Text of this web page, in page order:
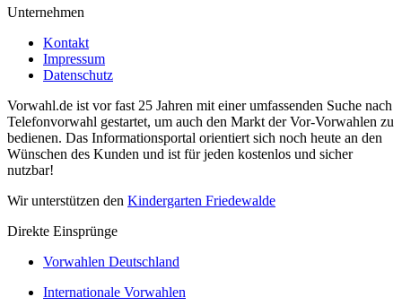
Unternehmen
Kontakt
Impressum
Datenschutz
Vorwahl.de ist vor fast 25 Jahren mit einer umfassenden Suche nach
Telefonvorwahl gestartet, um auch den Markt der Vor-Vorwahlen zu
bedienen. Das Informationsportal orientiert sich noch heute an den
Wünschen des Kunden und ist für jeden kostenlos und sicher
nutzbar!
Wir unterstützen den Kindergarten Friedewalde
Direkte Einsprünge
Vorwahlen Deutschland
Internationale Vorwahlen